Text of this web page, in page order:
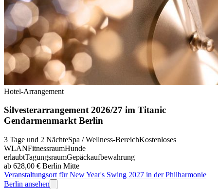
Hotel-Arrangement
Silvesterarrangement 2026/27 im Titanic
Gendarmenmarkt Berlin
3 Tage und 2 NächteSpa / Wellness-BereichKostenloses
WLANFitnessraumHunde
erlaubtTagungsraumGepäckaufbewahrung
ab 628,00 € Berlin Mitte
Veranstaltungsort für New Year's Swing 2027 in der Philharmonie
Berlin ansehen